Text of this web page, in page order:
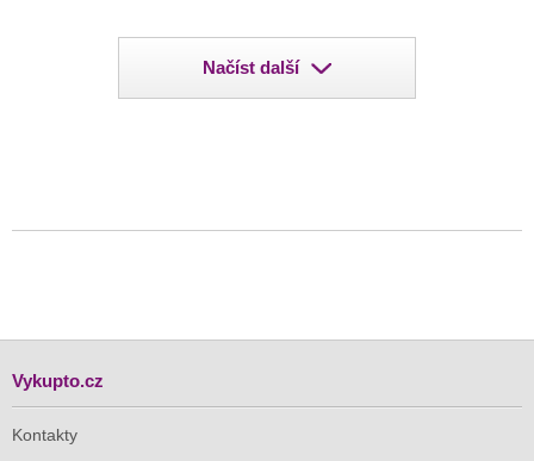
Načíst další
Vykupto.cz
Kontakty